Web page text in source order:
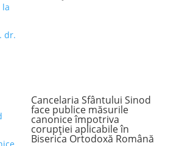
Cancelaria Sfântului Sinod
face publice măsurile
canonice împotriva
corupției aplicabile în
Biserica Ortodoxă Română